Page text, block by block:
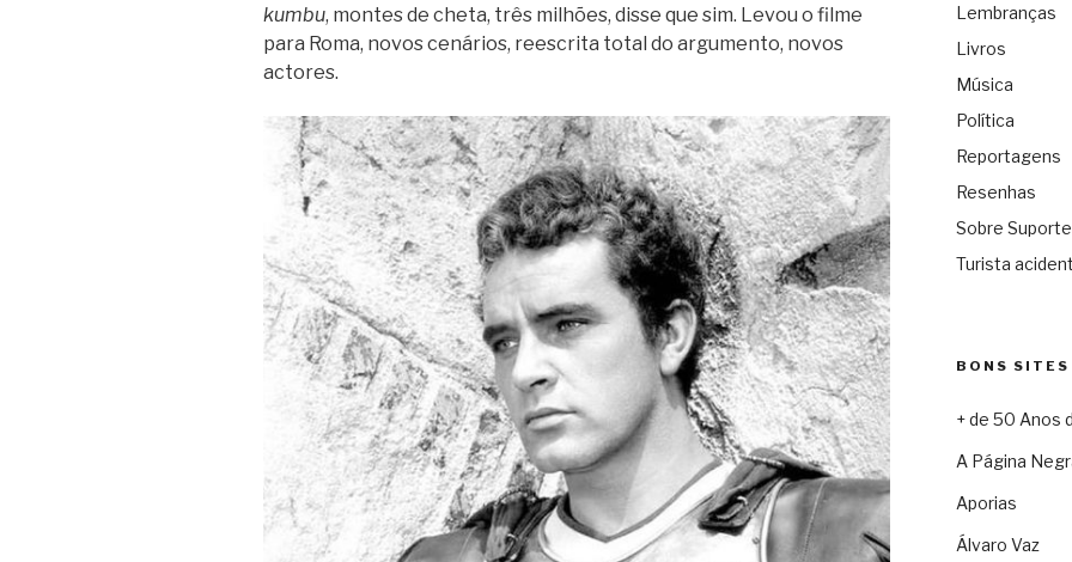
kumbu, montes de cheta, três milhões, disse que sim. Levou o filme
para Roma, novos cenários, reescrita total do argumento, novos
actores.
Lembranças
Livros
Música
Política
Reportagens
Resenhas
Sobre
Turista
BONS SITES
+ de 50 Anos
A Página
Aporias
Álvaro Vaz